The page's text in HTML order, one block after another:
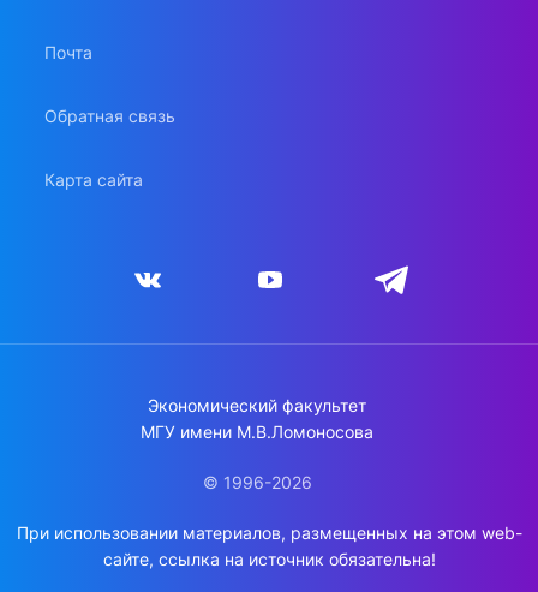
Почта
Обратная связь
Карта сайта
Экономический факультет
МГУ имени М.В.Ломоносова
© 1996-2026
При использовании материалов, размещенных на этом web-
сайте, ссылка на источник обязательна!